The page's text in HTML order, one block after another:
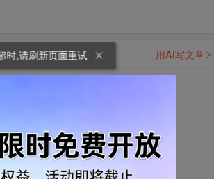
用AI写文章
时,请刷新页面重试